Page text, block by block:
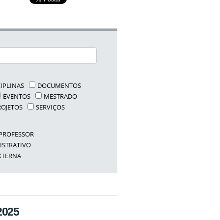
DOCUMENTOS
EVENTOS
MESTRADO
SERVIÇOS